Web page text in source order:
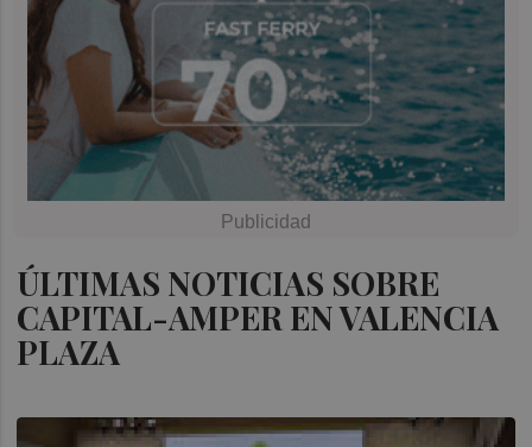
ÚLTIMAS NOTICIAS SOBRE
CAPITAL-AMPER EN VALENCIA
PLAZA